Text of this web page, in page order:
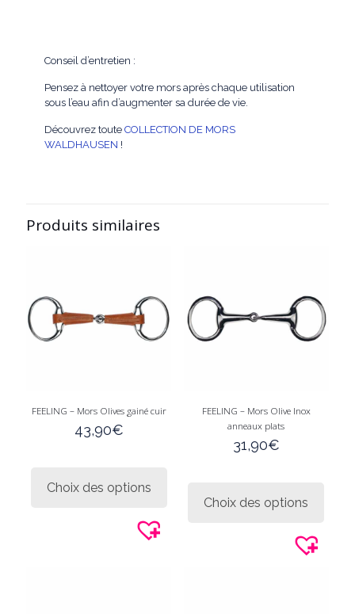
Conseil d’entretien :
Pensez à nettoyer votre mors après chaque utilisation
sous l’eau afin d’augmenter sa durée de vie.
Découvrez touteCOLLECTION DE MORS
WALDHAUSEN !
Produits similaires
FEELING – Mors Olives gainé cuir
43,90€
Choix des options
plusieurs
FEELING – Mors Olive Inox
anneaux plats
31,90€
Choix des options